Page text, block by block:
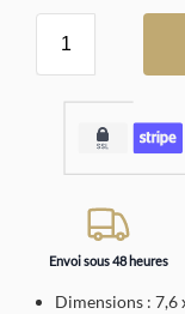
Envoi sous 48 heures
Dimensions : 7,6